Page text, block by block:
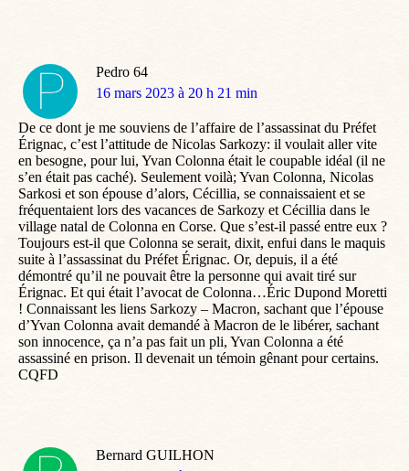
Pedro 64
dit
16 mars 2023 à 20 h 21 min
De ce dont je me souviens de l’affaire de l’assassinat du Préfet
Érignac, c’est l’attitude de Nicolas Sarkozy: il voulait aller vite
en besogne, pour lui, Yvan Colonna était le coupable idéal (il ne
s’en était pas caché). Seulement voilà; Yvan Colonna, Nicolas
Sarkosi et son épouse d’alors, Cécillia, se connaissaient et se
fréquentaient lors des vacances de Sarkozy et Cécillia dans le
village natal de Colonna en Corse. Que s’est-il passé entre eux ?
Toujours est-il que Colonna se serait, dixit, enfui dans le maquis
suite à l’assassinat du Préfet Érignac. Or, depuis, il a été
démontré qu’il ne pouvait être la personne qui avait tiré sur
Érignac. Et qui était l’avocat de Colonna…Éric Dupond Moretti
! Connaissant les liens Sarkozy – Macron, sachant que l’épouse
d’Yvan Colonna avait demandé à Macron de le libérer, sachant
son innocence, ça n’a pas fait un pli, Yvan Colonna a été
assassiné en prison. Il devenait un témoin gênant pour certains.
CQFD
Bernard GUILHON